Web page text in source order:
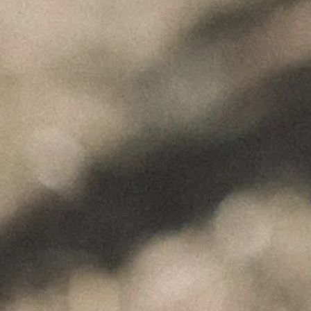
Gerir o Consentimento
Para fornecer as melhores experiências, usamos tecnologias como cookies
"Wine is not made for winemakers and
their friends alone, but I wish I will always
have plenty of them to share it with."
+351 912 844 136
Celeirós do Douro - Sabrosa
www.paulocoutinho.wine
NOTÍCIAS RECENTES